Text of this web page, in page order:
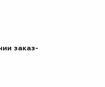
заказ-